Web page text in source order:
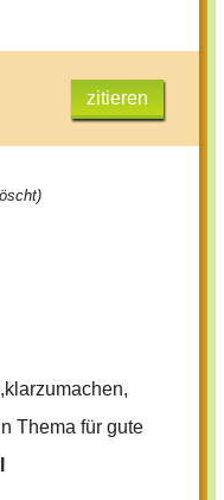
zitieren
Thema für gute